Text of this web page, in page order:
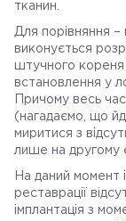
тканин.
Для порівняння –
виконується
штучного кореня
встановлення у
Причому весь
(нагадаємо, що
миритися з
лише на другому
На даний момент
реставрації
імплантація з